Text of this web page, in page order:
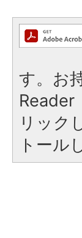
す。お
Reader
リック
トール